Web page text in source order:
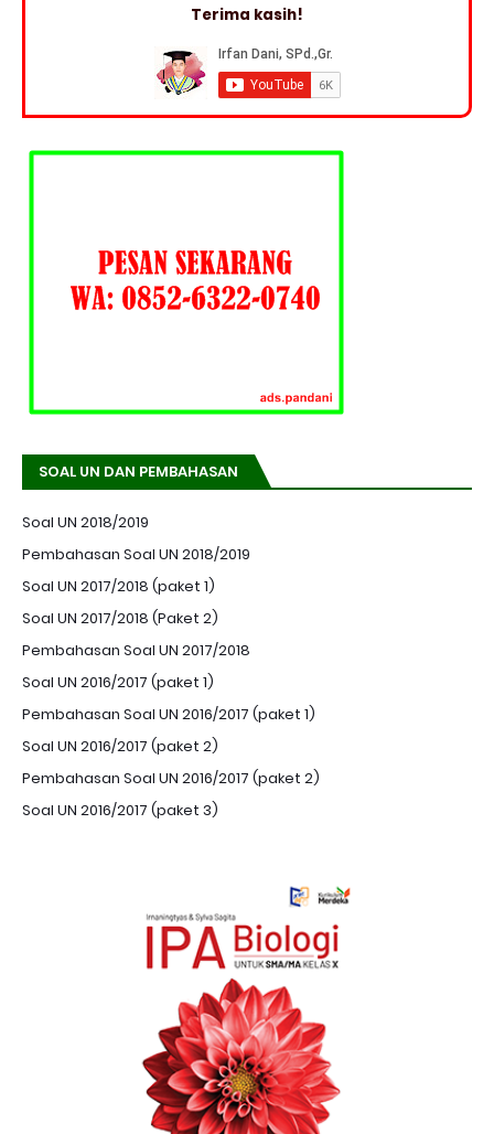
Terima kasih!
SOAL UN DAN PEMBAHASAN
Soal UN 2018/2019
Pembahasan Soal UN 2018/2019
Soal UN 2017/2018 (paket 1)
Soal UN 2017/2018 (Paket 2)
Pembahasan Soal UN 2017/2018
Soal UN 2016/2017 (paket 1)
Pembahasan Soal UN 2016/2017 (paket 1)
Soal UN 2016/2017 (paket 2)
Pembahasan Soal UN 2016/2017 (paket 2)
Soal UN 2016/2017 (paket 3)